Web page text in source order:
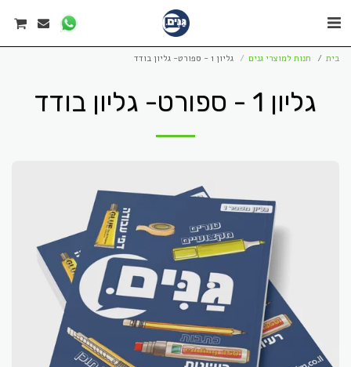
בית חנות למוצרי גנים גליון 1 - ספורט- גליון בודד
גליון 1 - ספורט- גליון בודד